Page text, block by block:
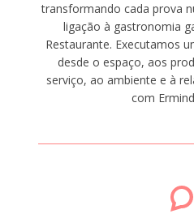
transformando cada prova
ligação à gastronomia
Restaurante. Executamos
desde o espaço, aos
serviço, ao ambiente e à
com